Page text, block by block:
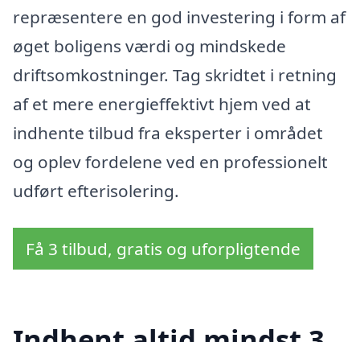
repræsentere en god investering i form af
øget boligens værdi og mindskede
driftsomkostninger. Tag skridtet i retning
af et mere energieffektivt hjem ved at
indhente tilbud fra eksperter i området
og oplev fordelene ved en professionelt
udført efterisolering.
Få 3 tilbud, gratis og uforpligtende